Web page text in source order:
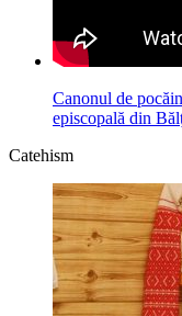
Canonul de
episcopală din
Catehism